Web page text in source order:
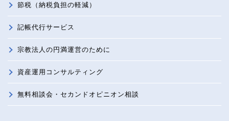
節税（納税負担の軽減）
記帳代行サービス
宗教法人の円満運営のために
資産運用コンサルティング
無料相談会・セカンドオピニオン相談